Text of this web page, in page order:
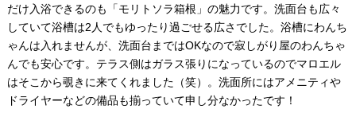
だけ入浴できるのも「モリトソラ箱根」の魅力です。洗面台も広々
していて浴槽は2人でもゆったり過ごせる広さでした。浴槽にわんち
ゃんは入れませんが、洗面台まではOKなので寂しがり屋のわんちゃ
んでも安心です。テラス側はガラス張りになっているのでマロエル
はそこから覗きに来てくれました（笑）。洗面所にはアメニティや
ドライヤーなどの備品も揃っていて申し分なかったです！